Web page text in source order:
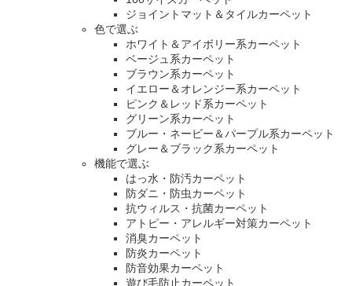
ジョイントマット＆タイルカーペット
色で選ぶ
ホワイト＆アイボリー系カーペット
ベージュ系カーペット
ブラウン系カーペット
イエロー＆オレンジー系カーペット
ピンク＆レッド系カーペット
グリーン系カーペット
ブルー・ネービー＆パープル系カーペット
グレー＆ブラック系カーペット
機能で選ぶ
はっ水・防汚カーペット
防ダニ・防虫カーペット
抗ウィルス・抗菌カーペット
アトピー・アレルギー対策カーペット
消臭カーペット
防炎カーペット
防音効果カーペット
遊び毛防止カーペット